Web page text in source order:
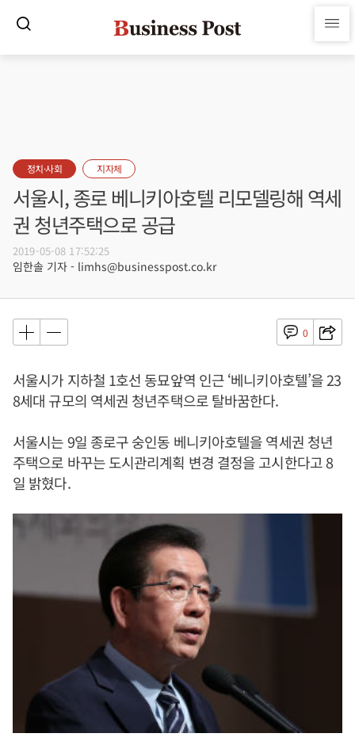
정치·사회 지자체
서울시, 종로 베니키아호텔 리모델링해 역세
권 청년주택으로 공급
2019-05-08 17:52:25
임한솔 기자 - limhs@businesspost.co.kr
0
서울시가 지하철 1호선 동묘앞역 인근 ‘베니키아호텔’을 23
8세대 규모의 역세권 청년주택으로 탈바꿈한다.
서울시는 9일 종로구 숭인동 베니키아호텔을 역세권 청년
주택으로 바꾸는 도시관리계획 변경 결정을 고시한다고 8
일 밝혔다.